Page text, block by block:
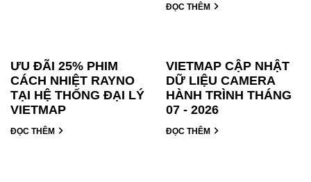
ĐỌC THÊM
ƯU ĐÃI 25% PHIM
CÁCH NHIỆT RAYNO
TẠI HỆ THỐNG ĐẠI LÝ
VIETMAP
ĐỌC THÊM
VIETMAP CẬP NHẬT
DỮ LIỆU CAMERA
HÀNH TRÌNH THÁNG
07 - 2026
ĐỌC THÊM